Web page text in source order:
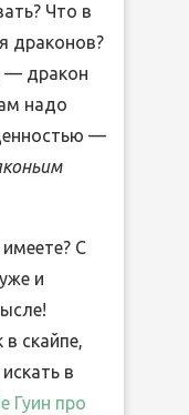
Что в
драконов?
— дракон
надо
—
С
и
скайпе,
в
Гуин про